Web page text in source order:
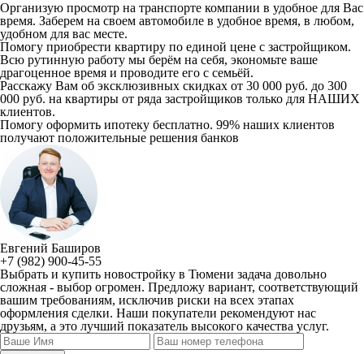
Организую просмотр на транспорте компании в удобное для Вас
время. Заберем на своем автомобиле в удобное время, в любом,
удобном для вас месте.
Помогу приобрести квартиру по единой цене с застройщиком.
Всю рутинную работу мы берём на себя, экономьте ваше
драгоценное время и проводите его с семьёй.
Расскажу Вам об эксклюзивных скидках от 30 000 руб. до 300
000 руб. на квартиры от ряда застройщиков только для НАШИХ
клиентов.
Помогу оформить ипотеку бесплатно. 99% наших клиентов
получают положительные решения банков
Евгений Баширов
+7 (982) 900-45-55
Выбрать и купить новостройку в Тюмени задача довольно
сложная - выбор огромен. Предложу вариант, соответствующий
вашим требованиям, исключив риски на всех этапах
оформления сделки. Наши покупатели рекомендуют нас
друзьям, а это лучший показатель высокого качества услуг.